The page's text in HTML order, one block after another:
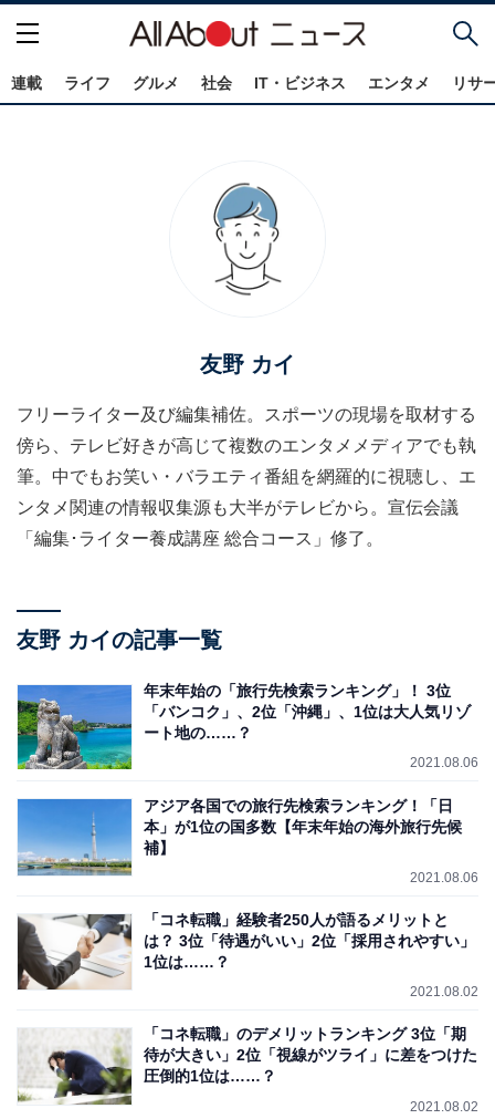
連載 ライフ グルメ 社会 IT・ビジネス エンタメ リサ
友野 カイ
フリーライター及び編集補佐。スポーツの現場を取材する
傍ら、テレビ好きが高じて複数のエンタメメディアでも執
筆。中でもお笑い・バラエティ番組を網羅的に視聴し、エ
ンタメ関連の情報収集源も大半がテレビから。宣伝会議
「編集･ライター養成講座 総合コース」修了。
友野 カイの記事一覧
年末年始の「旅行先検索ランキング」！ 3位
「バンコク」、2位「沖縄」、1位は大人気リゾ
ート地の……？
2021.08.06
アジア各国での旅行先検索ランキング！「日
本」が1位の国多数【年末年始の海外旅行先候
補】
2021.08.06
「コネ転職」経験者250人が語るメリットと
は？ 3位「待遇がいい」2位「採用されやすい」
1位は……？
2021.08.02
「コネ転職」のデメリットランキング 3位「期
待が大きい」2位「視線がツライ」に差をつけた
圧倒的1位は……？
2021.08.02